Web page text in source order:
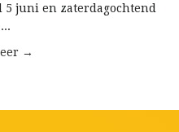
5 juni en zaterdagochtend
→